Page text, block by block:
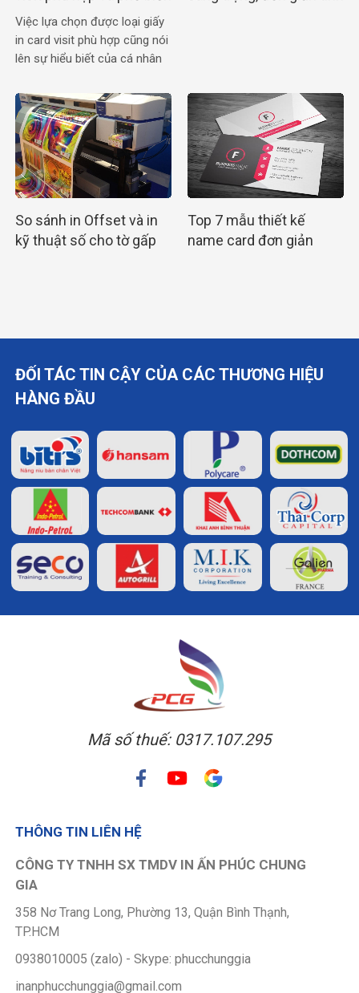
nhất
Việc lựa chọn được loại giấy
in card visit phù hợp cũng nói
lên sự hiểu biết của cá nhân
So sánh in Offset và in
kỹ thuật số cho tờ gấp
Top 7 mẫu thiết kế
name card đơn giản
ĐỐI TÁC TIN CẬY CỦA CÁC THƯƠNG HIỆU
HÀNG ĐẦU
Mã số thuế: 0317.107.295
THÔNG TIN LIÊN HỆ
CÔNG TY TNHH SX TMDV IN ẤN PHÚC CHUNG
GIA
358 Nơ Trang Long, Phường 13, Quận Bình Thạnh,
TP.HCM
0938010005 (zalo) - Skype: phucchunggia
inanphucchunggia@gmail.com